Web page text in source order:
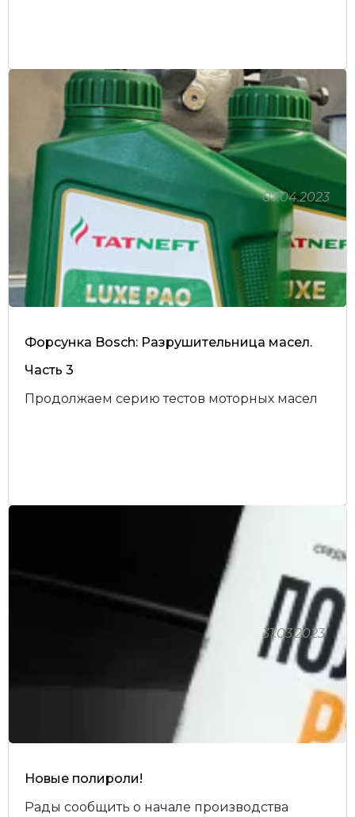
Форсунка Bosch: Разрушительница масел.
Часть 3
Продолжаем серию тестов моторных масел
07.04.2023
Новые полироли!
Рады сообщить о начале производства
31.03.2023